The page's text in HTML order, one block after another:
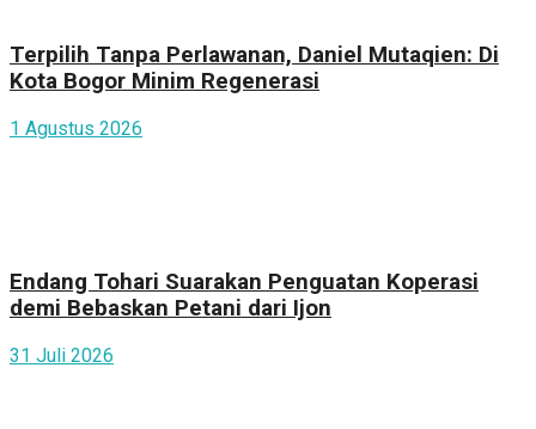
Terpilih Tanpa Perlawanan, Daniel Mutaqien: Di
Kota Bogor Minim Regenerasi
1 Agustus 2026
Endang Tohari Suarakan Penguatan Koperasi
demi Bebaskan Petani dari Ijon
31 Juli 2026